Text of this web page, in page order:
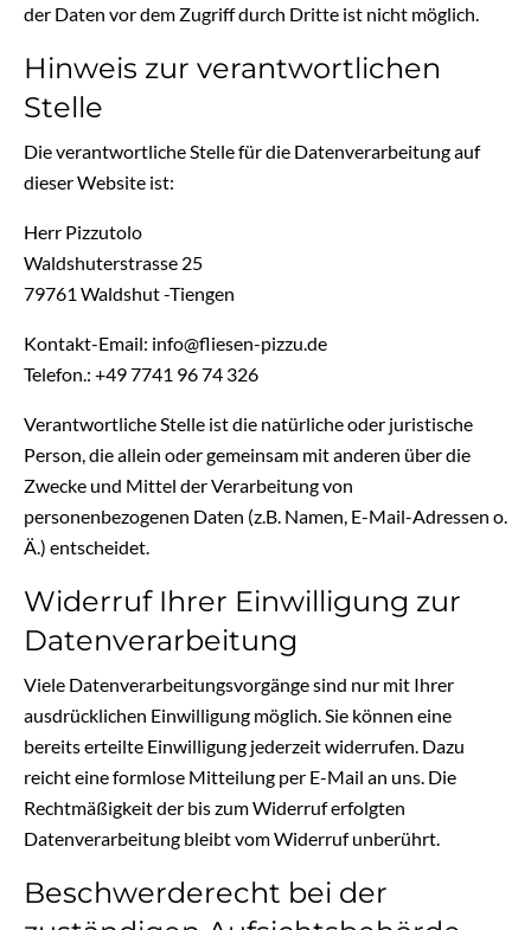
der Daten vor dem Zugriff durch Dritte ist nicht möglich.
Hinweis zur verantwortlichen
Stelle
Die verantwortliche Stelle für die Datenverarbeitung auf
dieser Website ist:
Herr Pizzutolo
Waldshuterstrasse 25
79761 Waldshut -Tiengen
Kontakt-Email: info@fliesen-pizzu.de
Telefon.: +49 7741 96 74 326
Verantwortliche Stelle ist die natürliche oder juristische
Person, die allein oder gemeinsam mit anderen über die
Zwecke und Mittel der Verarbeitung von
personenbezogenen Daten (z.B. Namen, E-Mail-Adressen o.
Ä.) entscheidet.
Widerruf Ihrer Einwilligung zur
Datenverarbeitung
Viele Datenverarbeitungsvorgänge sind nur mit Ihrer
ausdrücklichen Einwilligung möglich. Sie können eine
bereits erteilte Einwilligung jederzeit widerrufen. Dazu
reicht eine formlose Mitteilung per E-Mail an uns. Die
Rechtmäßigkeit der bis zum Widerruf erfolgten
Datenverarbeitung bleibt vom Widerruf unberührt.
Beschwerderecht bei der